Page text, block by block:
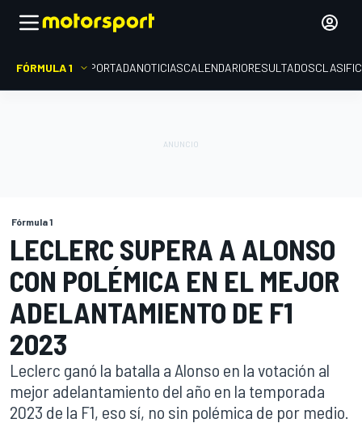
FÓRMULA 1 PORTADANOTICIASCALENDARIORESULTADOS
Fórmula 1
LECLERC SUPERA A ALONSO
CON POLÉMICA EN EL MEJOR
ADELANTAMIENTO DE F1
2023
Leclerc ganó la batalla a Alonso en la votación al
mejor adelantamiento del año en la temporada
2023 de la F1, eso sí, no sin polémica de por medio.